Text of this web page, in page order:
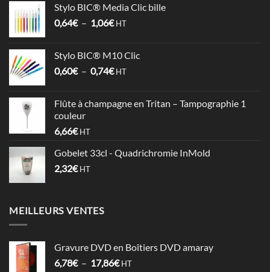
3,58€
à
Stylo BIC® Media Clic bille
0,64€ – 1,06€Plage
0,64€
à
HT
Stylo BIC® M10 Clic
0,60€ – 0,74€Plage
0,60€
HT
Flûte à champagne en Tritan – Tampographie 1
couleur
6,66€ HT
Gobelet 33cl - Quadrichromie InMold
2,32€ HT
MEILLEURS VENTES
Gravure DVD en Boîtiers DVD amaray
6,78€ – 17,86€Plage
HT